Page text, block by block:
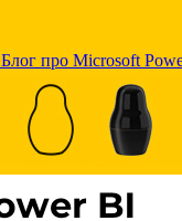
Блог про Microsoft